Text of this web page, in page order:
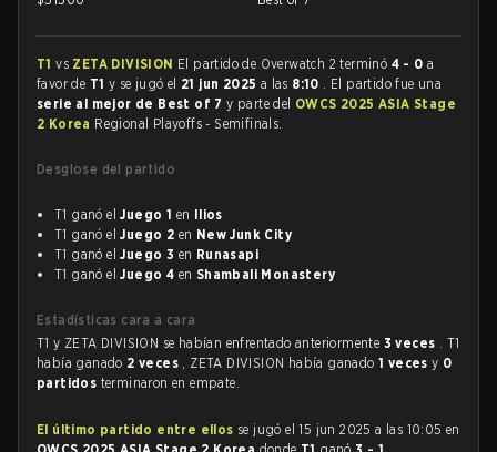
T1vs ZETA DIVISION El partido de Overwatch 2 terminó 4 - 0 a
favor de T1 y se jugó el 21 jun 2025 a las 8:10 . El partido fue una
serie al mejor de Best of 7y parte del OWCS 2025 ASIA Stage
2 Korea Regional Playoffs - Semifinals.
Desglose del partido
T1 ganó elJuego 1 en Ilios
T1 ganó elJuego 2 en New Junk City
T1 ganó elJuego 3 en Runasapi
T1 ganó elJuego 4 en Shambali Monastery
Estadísticas cara a cara
T1 y ZETA DIVISION se habían enfrentado anteriormente 3 veces . T1
había ganado 2 veces , ZETA DIVISION había ganado1 vecesy 0
partidos terminaron en empate.
El último partido entre ellos se jugó el 15 jun 2025 a las 10:05 en